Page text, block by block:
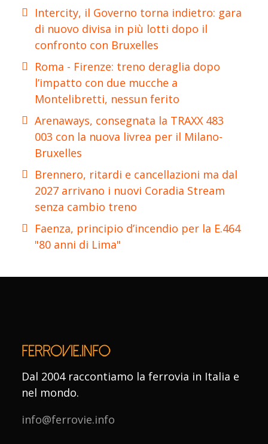
Intercity, il Governo torna indietro: gara
di nuovo divisa in più lotti dopo il
confronto con Bruxelles
Roma - Firenze: treno deraglia dopo
l’impatto con due mucche a
Montelibretti, nessun ferito
Arenaways, consegnata la TRAXX 483
003 con la nuova livrea per il Milano-
Bruxelles
Brennero, ritardi e cancellazioni ma dal
2027 arrivano i nuovi Coradia Stream
senza cambio treno
Faenza, principio d’incendio per la E.464
"80 anni di Lima"
Dal 2004 raccontiamo la ferrovia in Italia e
nel mondo.
info@ferrovie.info